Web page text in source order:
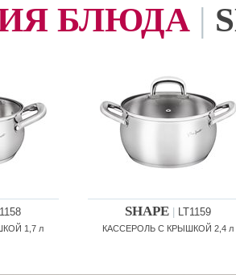
БЛЮДА |
1,7 л
SHAPE LT1159
КАССЕРОЛЬ С КРЫШКОЙ 2,4 л